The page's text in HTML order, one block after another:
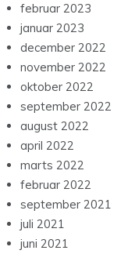
februar 2023
januar 2023
december 2022
november 2022
oktober 2022
september 2022
august 2022
april 2022
marts 2022
februar 2022
september 2021
juli 2021
juni 2021